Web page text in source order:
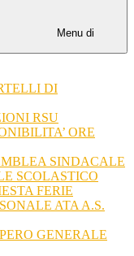
Menu di
DI
RSU
ORE
SINDACALE
SCOLASTICO
FERIE
ATA A.S.
GENERALE